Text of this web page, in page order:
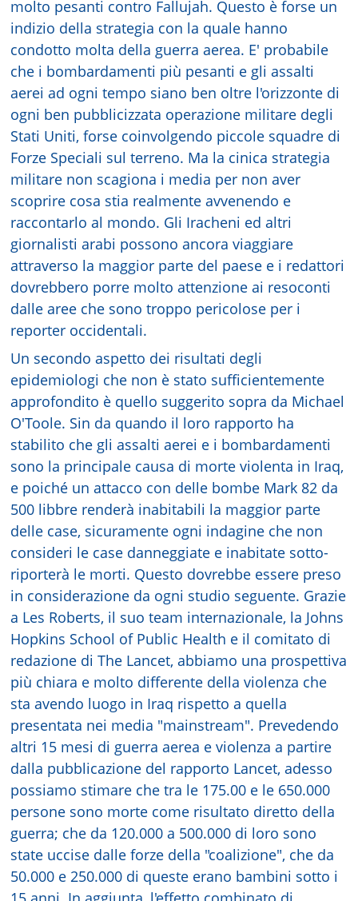
molto pesanti contro Fallujah. Questo è forse un
indizio della strategia con la quale hanno
condotto molta della guerra aerea. E' probabile
che i bombardamenti più pesanti e gli assalti
aerei ad ogni tempo siano ben oltre l'orizzonte di
ogni ben pubblicizzata operazione militare degli
Stati Uniti, forse coinvolgendo piccole squadre di
Forze Speciali sul terreno. Ma la cinica strategia
militare non scagiona i media per non aver
scoprire cosa stia realmente avvenendo e
raccontarlo al mondo. Gli Iracheni ed altri
giornalisti arabi possono ancora viaggiare
attraverso la maggior parte del paese e i redattori
dovrebbero porre molto attenzione ai resoconti
dalle aree che sono troppo pericolose per i
reporter occidentali.
Un secondo aspetto dei risultati degli
epidemiologi che non è stato sufficientemente
approfondito è quello suggerito sopra da Michael
O'Toole. Sin da quando il loro rapporto ha
stabilito che gli assalti aerei e i bombardamenti
sono la principale causa di morte violenta in Iraq,
e poiché un attacco con delle bombe Mark 82 da
500 libbre renderà inabitabili la maggior parte
delle case, sicuramente ogni indagine che non
consideri le case danneggiate e inabitate sotto-
riporterà le morti. Questo dovrebbe essere preso
in considerazione da ogni studio seguente. Grazie
a Les Roberts, il suo team internazionale, la Johns
Hopkins School of Public Health e il comitato di
redazione di The Lancet, abbiamo una prospettiva
più chiara e molto differente della violenza che
sta avendo luogo in Iraq rispetto a quella
presentata nei media "mainstream". Prevedendo
altri 15 mesi di guerra aerea e violenza a partire
dalla pubblicazione del rapporto Lancet, adesso
possiamo stimare che tra le 175.00 e le 650.000
persone sono morte come risultato diretto della
guerra; che da 120.000 a 500.000 di loro sono
state uccise dalle forze della "coalizione", che da
50.000 e 250.000 di queste erano bambini sotto i